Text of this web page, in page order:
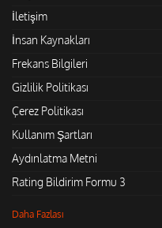
İletişim
İnsan Kaynakları
Frekans Bilgileri
Gizlilik Politikası
Çerez Politikası
Kullanım Şartları
Aydınlatma Metni
Rating Bildirim Formu 3
Daha Fazlası